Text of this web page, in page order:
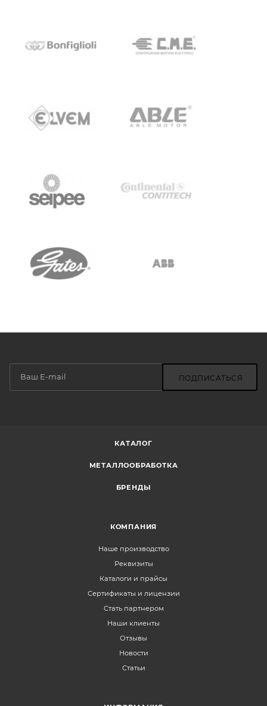
ПОДПИСАТЬСЯ
КАТАЛОГ
МЕТАЛЛООБРАБОТКА
БРЕНДЫ
КОМПАНИЯ
Наше производство
Реквизиты
Каталоги и прайсы
Сертификаты и лицензии
Стать партнером
Наши клиенты
Отзывы
Новости
Статьи